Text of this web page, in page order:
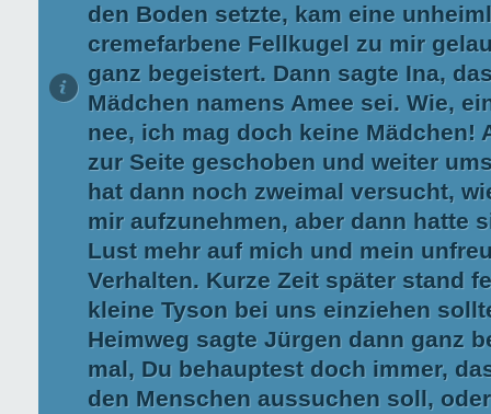
den Boden setzte, kam eine
cremefarbene Fellkugel zu mir
ganz begeistert. Dann sagte Ina,
Mädchen namens Amee sei. Wie,
nee, ich mag doch keine Mädchen!
zur Seite geschoben und weiter
hat dann noch zweimal versucht,
mir aufzunehmen, aber dann hatte
Lust mehr auf mich und mein
Verhalten. Kurze Zeit später stand
kleine Tyson bei uns einziehen
Heimweg sagte Jürgen dann ganz
mal, Du behauptest doch immer,
den Menschen aussuchen soll,